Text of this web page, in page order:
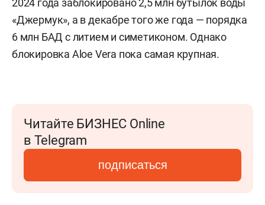
«Джермук», а в декабре того же года — порядка
6 млн БАД с литием и симетиконом. Однако
блокировка Aloe Vera пока самая крупная.
Читайте БИЗНЕС Online
в Telegram
подписаться